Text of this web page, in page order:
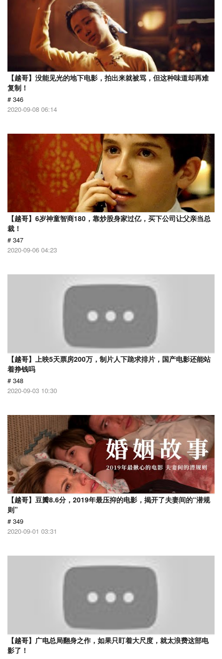
【越哥】没能见光的地下电影，拍出来就被骂，但这种味道却再难
复制！
# 346
2020-09-08 06:14
【越哥】6岁神童智商180，靠炒股身家过亿，买下公司让父亲当总
裁！
# 347
2020-09-06 04:23
【越哥】上映5天票房200万，制片人下跪求排片，国产电影还能站
着挣钱吗
# 348
2020-09-03 10:30
【越哥】豆瓣8.6分，2019年最压抑的电影，揭开了夫妻间的“潜规
则”
# 349
2020-09-01 03:31
【越哥】广电总局翻身之作，如果只盯着大尺度，就太浪费这部电
影了！